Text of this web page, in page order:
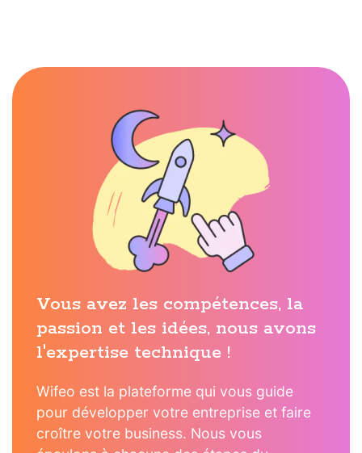
Vous avez les compétences, la
passion et les idées, nous avons
l'expertise technique !
Wifeo est la plateforme qui vous guide
pour développer votre entreprise et faire
croître votre business. Nous vous